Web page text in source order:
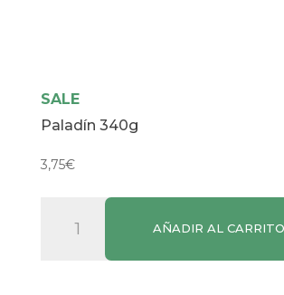
SALE
Paladín 340g
3,75€
340g
AÑADIR AL CARRITO